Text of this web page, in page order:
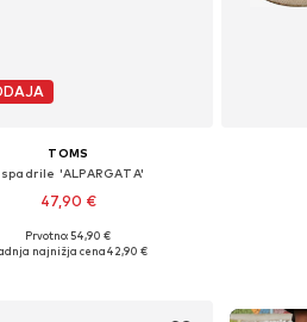
TOMS
'ALPARGATA'
47,90 €
voljo v različnih velikostih
Prvotno: 54,90 €
najnižja cena42,90 €